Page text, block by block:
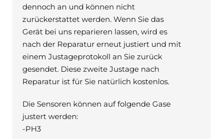
dennoch an und können nicht
zurückerstattet werden. Wenn Sie das
Gerät bei uns reparieren lassen, wird es
nach der Reparatur erneut justiert und mit
einem Justageprotokoll an Sie zurück
gesendet. Diese zweite Justage nach
Reparatur ist für Sie natürlich kostenlos.
Die Sensoren können auf folgende Gase
justert werden:
-PH3